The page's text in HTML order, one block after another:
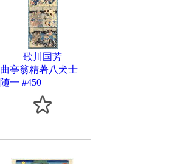
歌川国芳
曲亭翁精著八犬士
随一 #450